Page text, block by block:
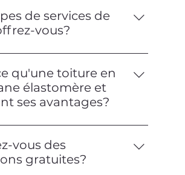
de services de
vous?
une gamme complète de
toiture, y compris
la réparation, l'entretien et
pour les toitures
dans les toitures en
élastomère.
qu'une toiture en
élastomère et
ses avantages?
en membrane élastomère
de toiture plate fabriquée à
flexible et
vous des
gratuites?